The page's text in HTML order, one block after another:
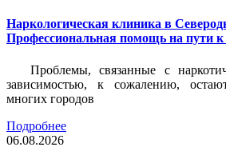
Наркологическая клиника в
Профессиональная помощь на пути к
Проблемы, связанные с
зависимостью, к сожалению,
многих городов
Подробнее
06.08.2026